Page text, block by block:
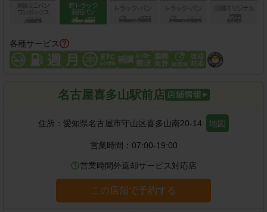
各種サービス
名古屋喜多山駅前店
住所： 愛知県名古屋市守山区喜多山南20-14 地図
営業時間： 07:00-19:00
営業時間外返却サービス対応店
この店舗で予約する